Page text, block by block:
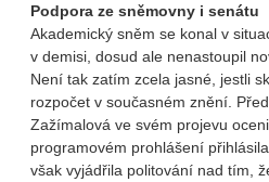
Podpora ze sněmovny i senátu
Akademický sněm se konal v
v demisi, dosud ale nenastoupil
Není tak zatím zcela jasné, jestli
rozpočet v současném znění.
Zažímalová ve svém projevu
programovém prohlášení
však vyjádřila politování nad tím,